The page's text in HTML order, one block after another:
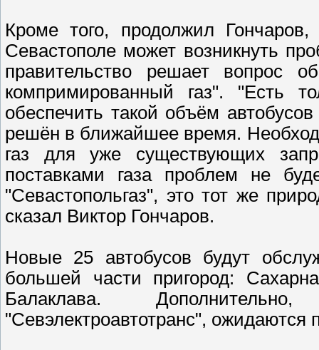
Кроме того, продолжил
Севастополе может возникнуть
правительство решает вопрос
компримированный газ". "Есть
обеспечить такой объём
решён в ближайшее время.
газ для уже существующих
поставками газа проблем не
"Севастопольгаз", это тот же
сказал Виктор Гончаров.
Новые 25 автобусов будут
большей части пригород:
Балаклава.
"Севэлектроавтотранс", ожидаются